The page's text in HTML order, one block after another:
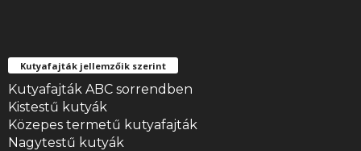
Kutyafajták jellemzőik szerint
Kutyafajták ABC sorrendben
Kistestű kutyák
Közepes termetű kutyafajták
Nagytestű kutyák